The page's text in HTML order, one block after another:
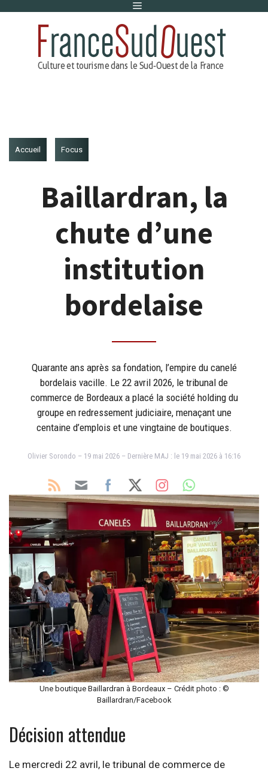
Menu
Accueil Focus
Baillardran, la
chute d’une
institution
bordelaise
Quarante ans après sa fondation, l’empire du canelé
bordelais vacille. Le 22 avril 2026, le tribunal de
commerce de Bordeaux a placé la société holding du
groupe en redressement judiciaire, menaçant une
centaine d’emplois et une vingtaine de boutiques.
Olivier Sorondo – 19 mai 2026 – Dernière MAJ : le 19 mai 2026 à 16:16
Une boutique Baillardran à Bordeaux – Crédit photo : ©
Baillardran/Facebook
Décision attendue
Le mercredi 22 avril, le tribunal de commerce de